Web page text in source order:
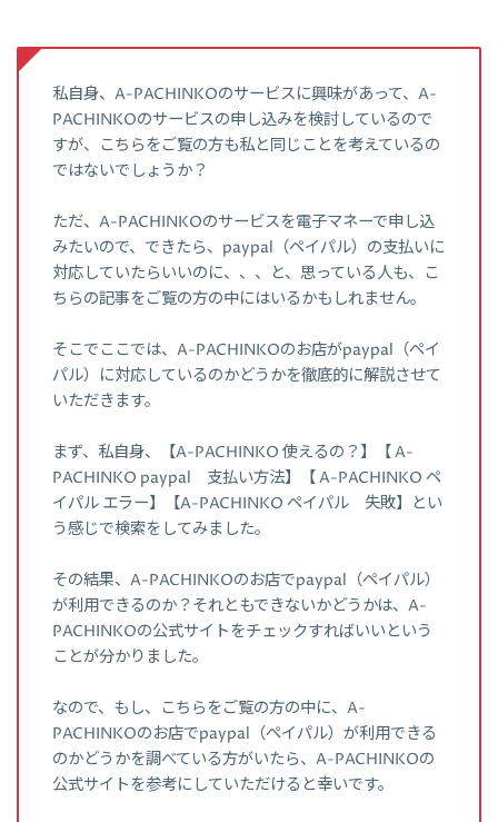
私自身、A-PACHINKOのサービスに興味があって、A-
PACHINKOのサービスの申し込みを検討しているので
すが、こちらをご覧の方も私と同じことを考えているの
ではないでしょうか？
ただ、A-PACHINKOのサービスを電子マネーで申し込
みたいので、できたら、paypal（ペイパル）の支払いに
対応していたらいいのに、、、と、思っている人も、こ
ちらの記事をご覧の方の中にはいるかもしれません。
そこでここでは、A-PACHINKOのお店がpaypal（ペイ
パル）に対応しているのかどうかを徹底的に解説させて
いただきます。
まず、私自身、【A-PACHINKO 使えるの？】【 A-
PACHINKO paypal 支払い方法】【 A-PACHINKO ペ
イパル エラー】【A-PACHINKO ペイパル 失敗】とい
う感じで検索をしてみました。
その結果、A-PACHINKOのお店でpaypal（ペイパル）
が利用できるのか？それともできないかどうかは、A-
PACHINKOの公式サイトをチェックすればいいという
ことが分かりました。
なので、もし、こちらをご覧の方の中に、A-
PACHINKOのお店でpaypal（ペイパル）が利用できる
のかどうかを調べている方がいたら、A-PACHINKOの
公式サイトを参考にしていただけると幸いです。